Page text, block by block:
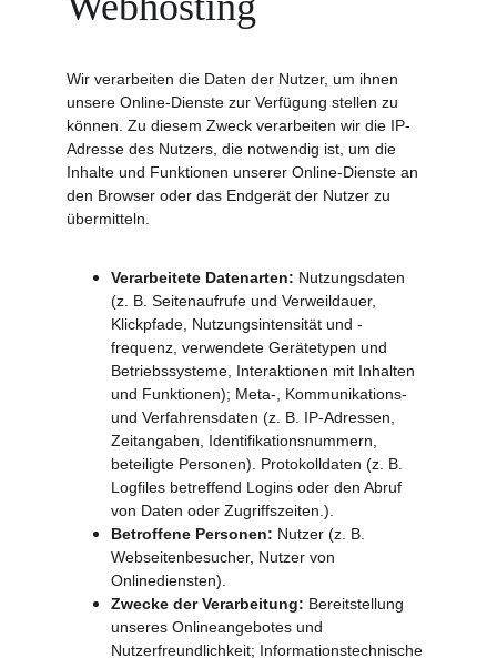
Wir verarbeiten die Daten der Nutzer, um ihnen
unsere Online-Dienste zur Verfügung stellen zu
können. Zu diesem Zweck verarbeiten wir die IP-
Adresse des Nutzers, die notwendig ist, um die
Inhalte und Funktionen unserer Online-Dienste an
den Browser oder das Endgerät der Nutzer zu
übermitteln.
Verarbeitete Datenarten: Nutzungsdaten
(z. B. Seitenaufrufe und Verweildauer,
Klickpfade, Nutzungsintensität und -
frequenz, verwendete Gerätetypen und
Betriebssysteme, Interaktionen mit Inhalten
und Funktionen); Meta-, Kommunikations-
und Verfahrensdaten (z. B. IP-Adressen,
Zeitangaben, Identifikationsnummern,
beteiligte Personen). Protokolldaten (z. B.
Logfiles betreffend Logins oder den Abruf
von Daten oder Zugriffszeiten.).
Betroffene Personen: Nutzer (z. B.
Webseitenbesucher, Nutzer von
Onlinediensten).
Zwecke der Verarbeitung: Bereitstellung
unseres Onlineangebotes und
Nutzerfreundlichkeit; Informationstechnische